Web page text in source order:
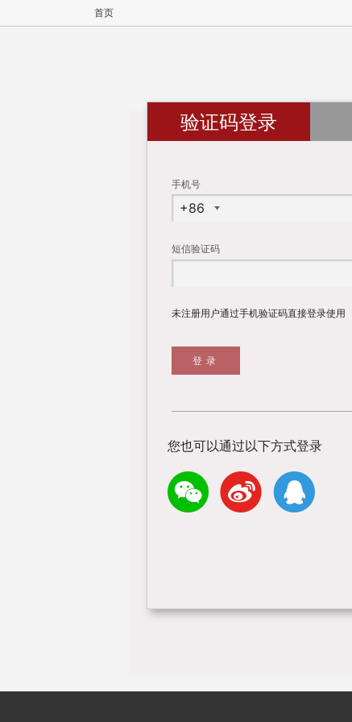
首页
验证码登录
手机号
短信验证码
未注册用户通过手机验证码直接登录使用
登录
您也可以通过以下方式登录